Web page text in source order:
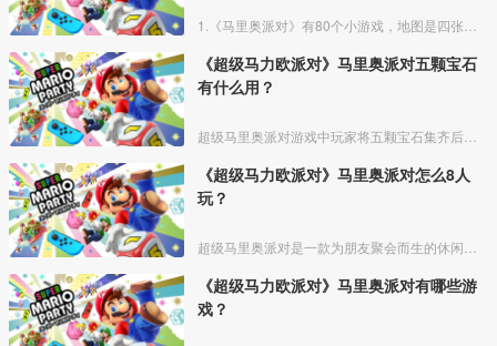
《超级马力欧派对》马里奥派对五颗宝石
有什么用？
《超级马力欧派对》马里奥派对怎么8人
玩？
《超级马力欧派对》马里奥派对有哪些游
戏？